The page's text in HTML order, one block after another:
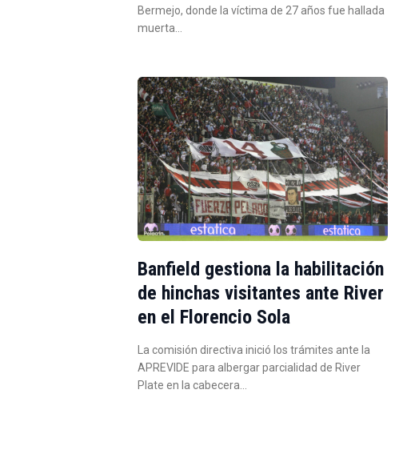
Bermejo, donde la víctima de 27 años fue hallada
muerta…
Banfield gestiona la habilitación
de hinchas visitantes ante River
en el Florencio Sola
La comisión directiva inició los trámites ante la
APREVIDE para albergar parcialidad de River
Plate en la cabecera…